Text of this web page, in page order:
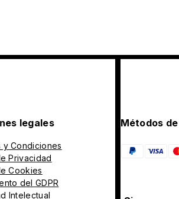
legales
y Condiciones
Privacidad
Cookies
del GDPR
Intelectual
Métodos